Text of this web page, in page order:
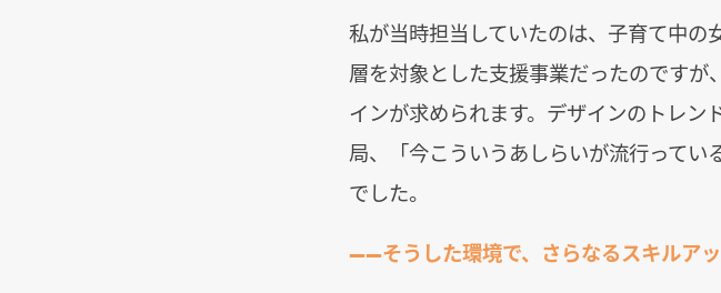
私が当時担当していたのは、子育て中
層を対象とした支援事業だったのです
インが求められます。デザインのトレ
局、「今こういうあしらいが流行って
でした。
――そうした環境で、さらなるスキルア